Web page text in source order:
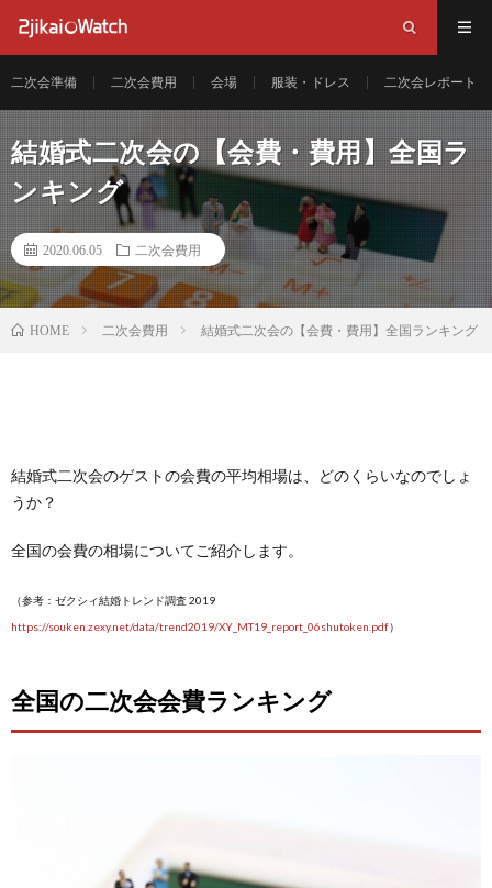
二次会準備 二次会費用 会場 服装・ドレス 二次会レポート
結婚式二次会の【会費・費用】全国ラ
ンキング
2020.06.05 二次会費用
HOME 二次会費用 結婚式二次会の【会費・費用】全国ランキング
結婚式二次会のゲストの会費の平均相場は、どのくらいなのでしょ
うか？
全国の会費の相場についてご紹介します。
（参考：ゼクシィ結婚トレンド調査 2019
https://souken.zexy.net/data/trend2019/XY_MT19_report_06shutoken.pdf）
全国の二次会会費ランキング